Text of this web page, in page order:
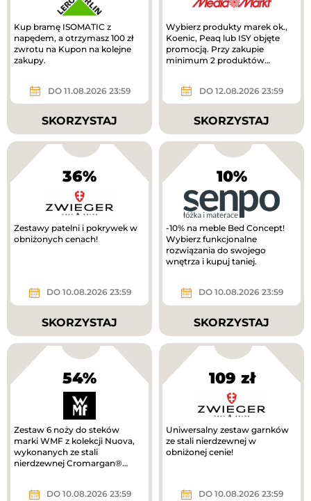
Kup bramę ISOMATIC z
napędem, a otrzymasz 100 zł
zwrotu na Kupon na kolejne
zakupy.
DO 11.08.2026 23:59
SKORZYSTAJ
Wybierz produkty marek ok.,
Koenic, Peaq lub ISY objęte
promocją. Przy zakupie
minimum 2 produktów
DO 12.08.2026 23:59
SKORZYSTAJ
36%
Zestawy patelni i pokrywek w
obniżonych cenach!
DO 10.08.2026 23:59
SKORZYSTAJ
10%
-10% na meble Bed Concept!
Wybierz funkcjonalne
rozwiązania do swojego
wnętrza i kupuj taniej.
DO 10.08.2026 23:59
SKORZYSTAJ
54%
Zestaw 6 noży do steków
marki WMF z kolekcji Nuova,
wykonanych ze stali
nierdzewnej Cromargan®
DO 10.08.2026 23:59
109 zł
Uniwersalny zestaw garnków
ze stali nierdzewnej w
obniżonej cenie!
DO 10.08.2026 23:59